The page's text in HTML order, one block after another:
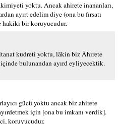
yoktu. Ancak ahirete inananları,
ayırt edelim diye (ona bu fırsatı
hakiki bir koruyucudur.
kudreti yoktu, lâkin biz Âhırete
bulunandan ayırd eyliyecektik.
gücü yoktu ancak biz ahirete
için [ona bu imkanı verdik].
koruyucudur.